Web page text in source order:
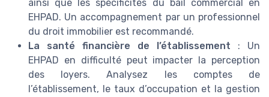
ainsi que les spécificités du bail commercial en
EHPAD. Un accompagnement par un professionnel
du droit immobilier est recommandé.
La santé financière de l’établissement : Un
EHPAD en difficulté peut impacter la perception
des loyers. Analysez les comptes de
l’établissement, le taux d’occupation et la gestion